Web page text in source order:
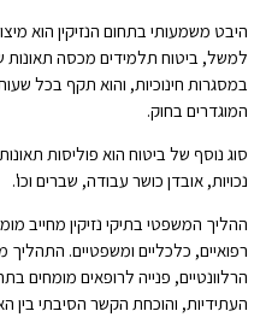
היבט משמעותי בתחום הנזיקין הוא
במסגרות חינוכיות, והוא תקף בכל
המוגדרים בחוק.
סוג נוסף של ביטוח הוא פוליסות
נכויות, אובדן כושר עבודה, שברים וכו'.
ההליך המשפטי בתיקי נזיקין מחייב
רפואיים, כלכליים ומשפטיים.
הרלוונטיים, פנייה לרופאים מומחים
העתידיות, והוכחת הקשר הסיבתי בין